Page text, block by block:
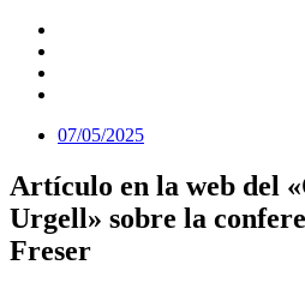
07/05/2025
Artículo en la web del
Urgell» sobre la
Freser